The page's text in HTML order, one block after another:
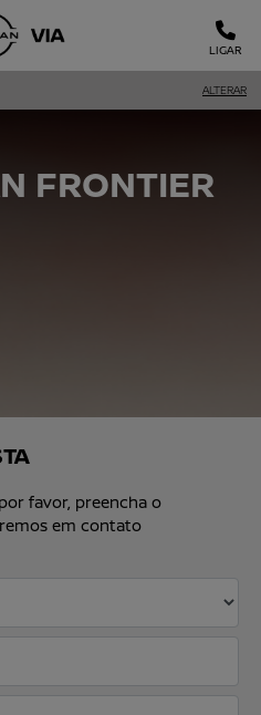
LIGAR
ALTERAR
favor, preencha o
em contato
FRONTIER